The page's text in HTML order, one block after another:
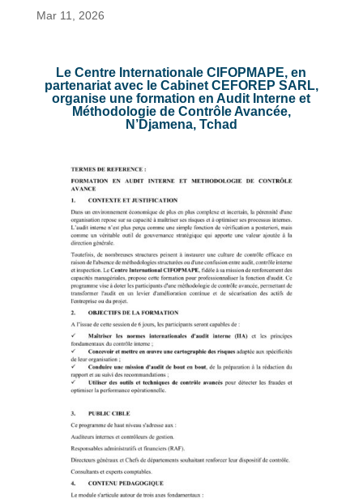
Mar 11, 2026
Le Centre Internationale CIFOPMAPE, en
partenariat avec le Cabinet CEFOREP SARL,
organise une formation en Audit Interne et
Méthodologie de Contrôle Avancée,
N’Djamena, Tchad